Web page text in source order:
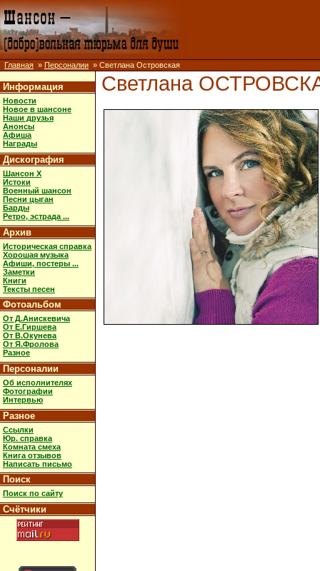
Главная » Персоналии » Светлана Островская
Информация
Новости
Новое в шансоне
Наши друзья
Анонсы
Афиша
Награды
Дискография
Шансон X
Истоки
Военный шансон
Песни цыган
Барды
Ретро, эстрада ...
Архив
Историческая справка
Хорошая музыка
Афиши, постеры ...
Заметки
Книги
Тексты песен
Фотоальбом
От Д.Анискевича
От Е.Гиршева
От В.Окунева
От Я.Фролова
Разное
Персоналии
Об исполнителях
Фотографии
Интервью
Разное
Ссылки
Юр. справка
Комната смеха
Книга отзывов
Написать письмо
Поиск
Поиск по сайту
Счётчики
Светлана